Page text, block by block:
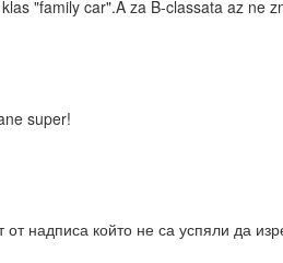
"family car".A za B-classata az
super!
надписа който не са успяли да